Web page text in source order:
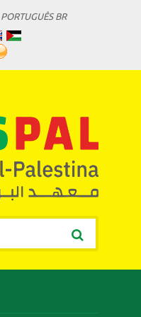
PORTUGUÊS BR